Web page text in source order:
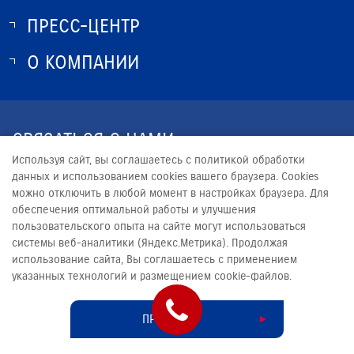
О SUZUKI
ПРЕСС-ЦЕНТР
НОВОСТИ
О КОМПАНИИ
СВЯЗАТЬСЯ С НАМИ
+7 (3843) 991-863
PROMO@AVTOMIR.RU
© 2026
Сделано в ПЕРКС
Используя сайт, вы соглашаетесь с политикой обработки
данных и использованием cookies вашего браузера. Cookies
можно отключить в любой момент в настройках браузера. Для
обеспечения оптимальной работы и улучшения
пользовательского опыта на сайте могут использоваться
системы веб-аналитики (Яндекс.Метрика). Продолжая
использование сайта, Вы соглашаетесь с применением
указанных технологий и размещением cookie-файлов.
ПРИНЯТЬ